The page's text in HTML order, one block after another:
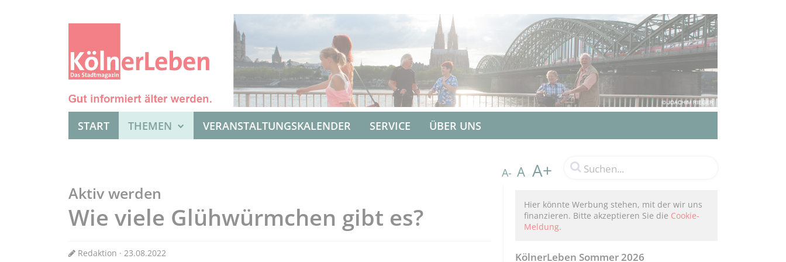
START THEMEN VERANSTALTUNGSKALENDER SERVICE ÜBER UNS
A- A A+
Aktiv werden
Wie viele Glühwürmchen gibt es?
Redaktion · 23.08.2022
Hier könnte Werbung stehen, mit der wir uns
finanzieren. Bitte akzeptieren Sie die Cookie-
Meldung.
KölnerLeben Sommer 2026